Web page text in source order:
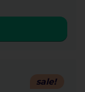
sale!